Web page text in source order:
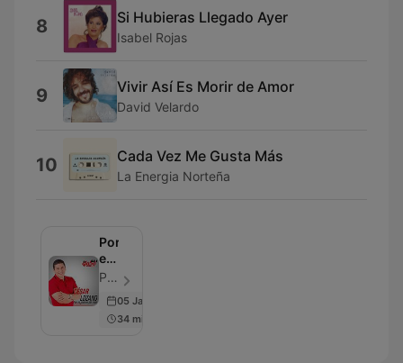
8 Si Hubieras Llegado Ayer
Isabel Rojas
9 Vivir Así Es Morir de Amor
David Velardo
10 Cada Vez Me Gusta Más
La Energia Norteña
Por
el
Placer
Vivir
Por el Placer de Vivir Con el Dr. Cesar Lozano - Episodio 516
05 Jan 2024
34 min